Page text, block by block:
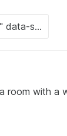
room with a